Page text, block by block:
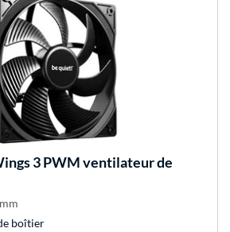
3 PWM ventilateur de
boîtier